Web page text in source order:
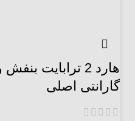
هارد 2 ترابایت
گارانتی اصلی